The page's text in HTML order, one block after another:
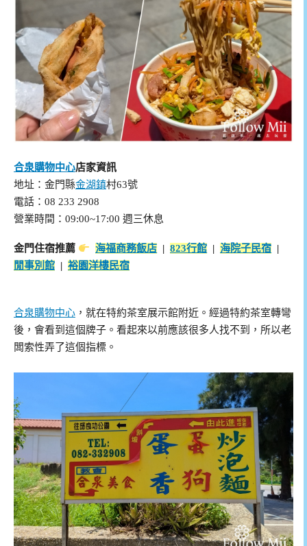
合泉購物中心店家資訊
地址：金門縣金湖鎮村63號
電話：08 233 2908
營業時間：09:00~17:00 週三休息
金門住宿推薦 海福商務飯店 |823行館 |海院子民宿 |
閒事別館 | 裕園洋樓民宿
合泉購物中心 ，就在特約茶室展示館附近。經過特約茶室轉彎
後，會看到這個牌子。看起來以前應該很多人找不到，所以老
闆索性弄了這個指標。